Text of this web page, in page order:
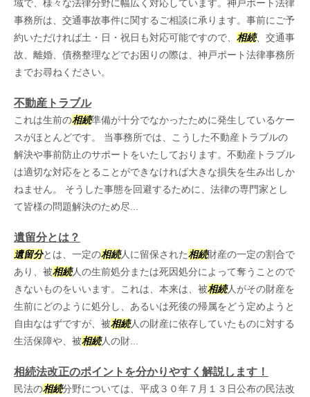
域で、様々な法律分野に幅広く対応しています。神戸ポート法律
事務所は、交通事故事件に関するご相談に承ります。事前にご予
約いただければ土・日・祝日も対応可能ですので、 相続、交通事
故、離婚、債務整理などでお困りの際は、神戸ポート法律事務所
までお尋ねください。
不動産トラブル
これは生前の相続準備が十分でなかったために発生しているケー
スがほとんどです。 当事務所では、こうした不動産トラブルの
解決や事前防止のサポートをいたしております。不動産トラブル
は適切な対応をとることができなければ大きな損失を生み出しか
ねません。 そうした事態を回避するために、法律の専門家とし
て皆様の問題解決のため尽...
遺留分とは？
遺留分とは、一定の相続人に留保された相続財産の一定の割合で
あり、被相続人の生前処分または死因処分によって奪うことので
きないものをいいます。これは、本来は、被相続人がその財産を
生前にどのように処分し、あるいは死後の帰属をどう定めようと
自由なはずですが、被相続人の財産に依存していたものに対する
生活保障や、被相続人の財...
相続法改正のポイントを分かりやすく解説します！
民法の相続分野については、平成３０年７月１３日公布の民法改